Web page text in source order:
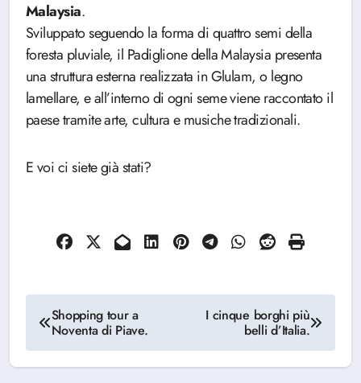
Malaysia.
Sviluppato seguendo la forma di quattro semi della
foresta pluviale, il Padiglione della Malaysia presenta
una struttura esterna realizzata in Glulam, o legno
lamellare, e all’interno di ogni seme viene raccontato il
paese tramite arte, cultura e musiche tradizionali.
E voi ci siete già stati?
Navigazione
articoli
Shopping tour a
Noventa di Piave.
I cinque borghi più
belli d’Italia.